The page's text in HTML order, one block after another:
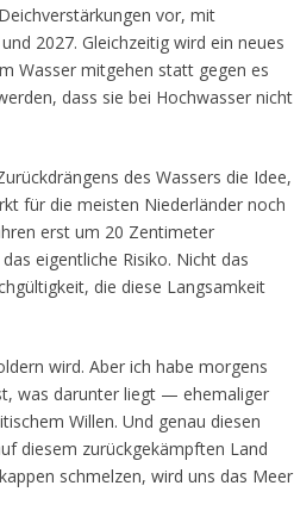
vor, mit
2027. Gleichzeitig wird ein neues
Wasser mitgehen statt gegen es
dass sie bei Hochwasser nicht
des Wassers die Idee,
für die meisten Niederländer noch
erst um 20 Zentimeter
eigentliche Risiko. Nicht das
die diese Langsamkeit
wird. Aber ich habe morgens
was darunter liegt — ehemaliger
Willen. Und genau diesen
diesem zurückgekämpften Land
schmelzen, wird uns das Meer